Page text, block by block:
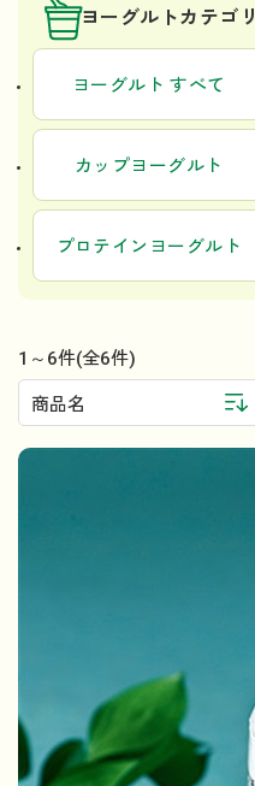
ヨーグルトカテゴリ
ヨーグルト すべて
カップヨーグルト
プロテインヨーグルト
1～6件(全6件)
商品名